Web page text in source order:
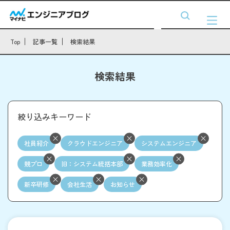
Top 記事一覧 検索結果
検索結果
絞り込みキーワード
社員紹介 クラウドエンジニア システムエンジニア
競プロ 旧：システム統括本部 業務効率化
新卒研修 会社生活 お知らせ